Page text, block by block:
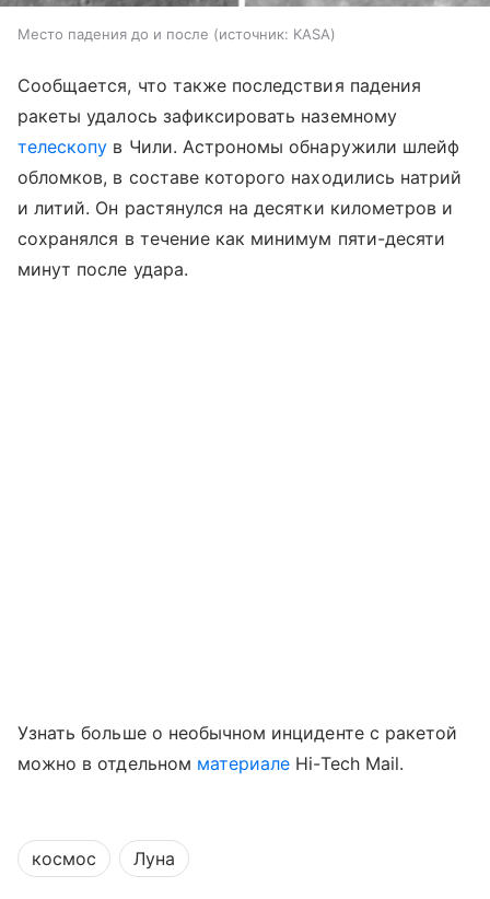
Место падения до и после источник: KASA
Сообщается, что также последствия падения
ракеты удалось зафиксировать наземному
телескопу в Чили. Астрономы обнаружили шлейф
обломков, в составе которого находились натрий
и литий. Он растянулся на десятки километров и
сохранялся в течение как минимум пяти-десяти
минут после удара.
Узнать больше о необычном инциденте с ракетой
можно в отдельном материале Hi-Tech Mail.
космос Луна